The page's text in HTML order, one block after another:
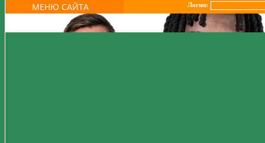
МЕНЮ САЙТА Логин: